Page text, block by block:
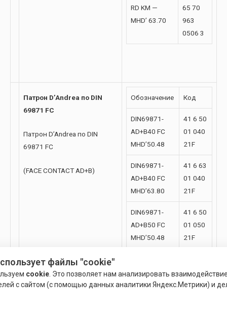
RD KM —
MHD’ 63.70
65 70
963
0506 3
Патрон D’Andrea по DIN
69871 FC
Патрон D’Andrea по DIN
69871 FC
(FACE CONTACT AD+B)
Обозначение Код
DIN69871-
AD+B40 FC
MHD’50.48
41 6 50
01 040
21F
DIN69871-
AD+B40 FC
MHD’63.80
41 6 63
01 040
21F
DIN69871-
AD+B50 FC
MHD’50.48
41 6 50
01 050
21F
AD+B50 FC
MHD’63.56
01 050
21F
файлы "cookie"
cookie . Это позволяет нам анализировать
с сайтом (с помощью данных аналитики Яндекс.Метрики) и